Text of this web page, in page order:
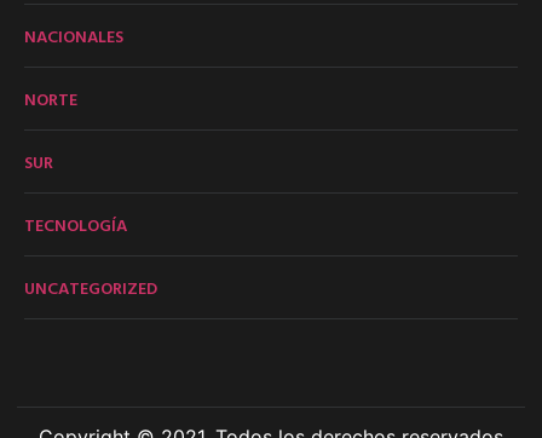
NACIONALES
NORTE
SUR
TECNOLOGÍA
UNCATEGORIZED